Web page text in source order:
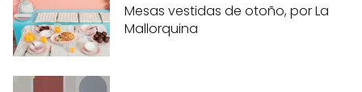
Mesas vestidas de otoño, por La
Mallorquina